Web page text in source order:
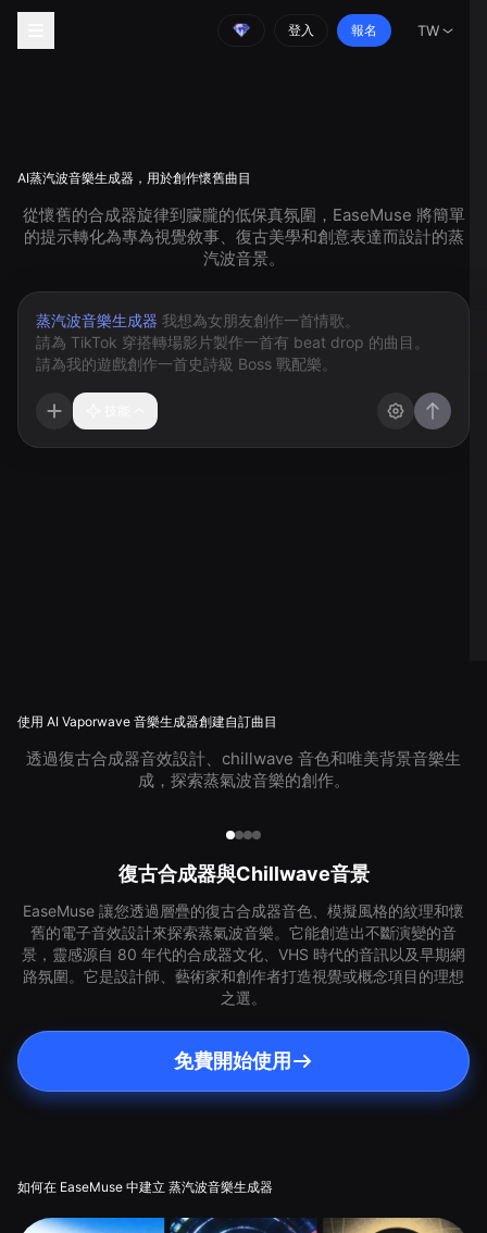
登入 報名 TW
AI蒸汽波音樂生成器，用於創作懷舊曲目
從懷舊的合成器旋律到朦朧的低保真氛圍，EaseMuse 將簡單
的提示轉化為專為視覺敘事、復古美學和創意表達而設計的蒸
汽波音景。
蒸汽波音樂生成器
使用 AI Vaporwave 音樂生成器創建自訂曲目
透過復古合成器音效設計、chillwave 音色和唯美背景音樂生
成，探索蒸氣波音樂的創作。
復古合成器與Chillwave音景
EaseMuse 讓您透過層疊的復古合成器音色、模擬風格的紋理和懷
舊的電子音效設計來探索蒸氣波音樂。它能創造出不斷演變的音
景，靈感源自 80 年代的合成器文化、VHS 時代的音訊以及早期網
路氛圍。它是設計師、藝術家和創作者打造視覺或概念項目的理想
之選。
免費開始使用
如何在 EaseMuse 中建立 蒸汽波音樂生成器